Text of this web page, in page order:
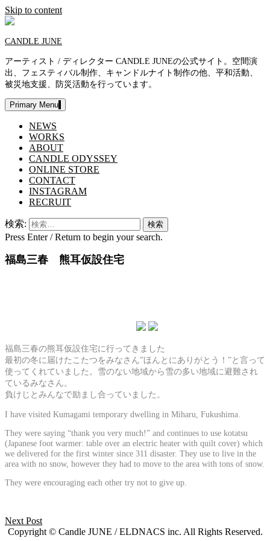
Skip to content
CANDLE JUNE
アーティスト / ディレクター CANDLE JUNEの公式サイト。空間演
出、フェスティバル制作、キャンドルナイト制作の他、平和活動、
被災地支援、防災活動を行っています。
Primary Menu
NEWS
WORKS
ABOUT
CANDLE ODYSSEY
ONLINE STORE
CONTACT
INSTAGRAM
RECRUIT
検索:
Press Enter / Return to begin your search.
福島三春 熊耳仮設住宅
福島三春の熊耳仮設住宅に行ってきました
最初の冬に届けたこたつをみなさん”ほんとにありがとう！”と言って
使ってくれていました。雪のない地域から雪の多い地域に避難され
ているみなさん。
負けじとみんなで励まし合っていました。
I have visited Kumagami temporary dwelling in Miharu, Fukushima.
They were saying “thank you very much!” and continues to use kotatsu
(Japanese foot warmer: table over an electric heater with quilt cover) which
we delivered for the first winter since 311 disaster. They use to live in the
area with no snow, however they had to move to the area with tons of snow.
They were encouraging each other try not to give up.
Next Post
Copyright © Candle JUNE / ELDNACS inc. All Rights Reserved.